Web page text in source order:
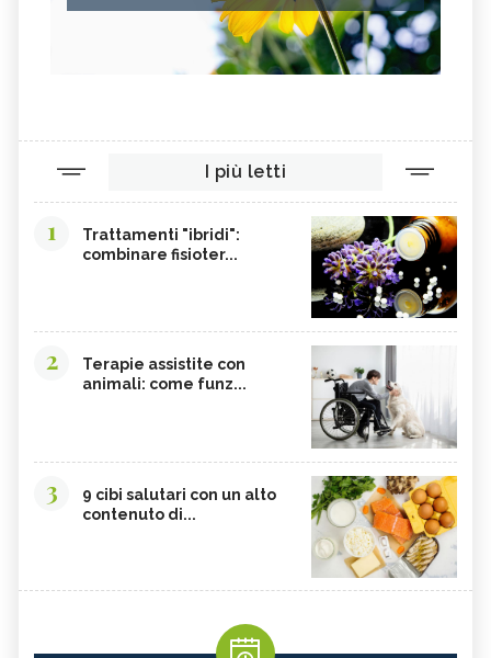
I più letti
1
Trattamenti "ibridi":
combinare fisioter...
2
Terapie assistite con
animali: come funz...
3
9 cibi salutari con un alto
contenuto di...